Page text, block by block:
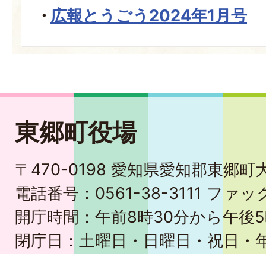
広報とうごう2024年1月号
東郷町役場
〒470-0198 愛知県愛知郡東郷町
電話番号：0561-38-3111 ファ
開庁時間：午前8時30分から午後
閉庁日：土曜日・日曜日・祝日・